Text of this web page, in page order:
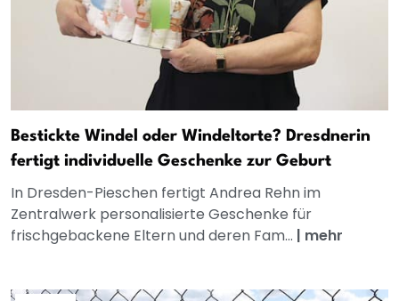
Bestickte Windel oder Windeltorte? Dresdnerin
fertigt individuelle Geschenke zur Geburt
In Dresden-Pieschen fertigt Andrea Rehn im
Zentralwerk personalisierte Geschenke für
frischgebackene Eltern und deren Fam... | mehr